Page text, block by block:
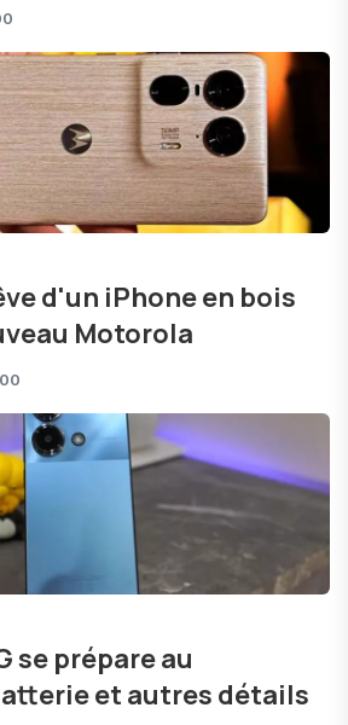
d'un iPhone en bois
Motorola
se prépare au
et autres détails